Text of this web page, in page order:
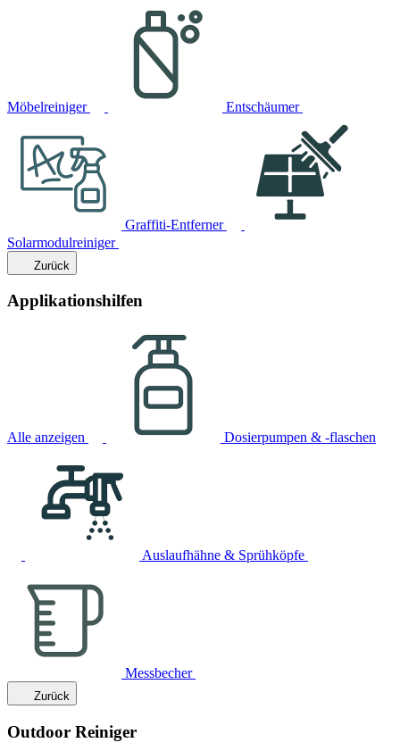
Möbelreiniger Entschäumer
Graffiti-Entferner
Solarmodulreiniger
Zurück
Applikationshilfen
Alle anzeigen Dosierpumpen & -flaschen
Auslaufhähne & Sprühköpfe
Messbecher
Zurück
Outdoor Reiniger